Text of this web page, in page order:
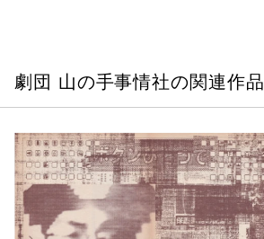
劇団 山の手事情社の関連作品